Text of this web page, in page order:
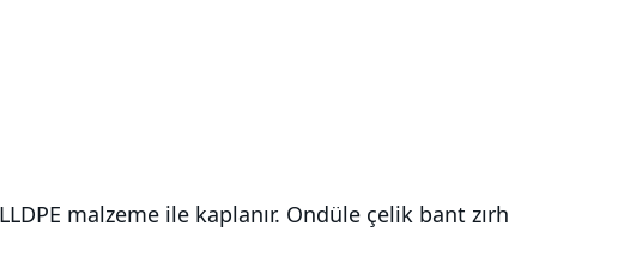
malzeme ile kaplanır. Ondüle çelik bant zırh